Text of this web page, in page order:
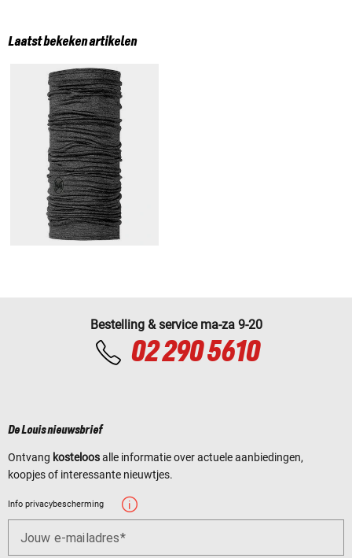
Laatst bekeken artikelen
Bestelling & service ma-za 9-20
02 290 5610
De Louis nieuwsbrief
Ontvang kosteloosalle informatie over actuele aanbiedingen,
koopjes of interessante nieuwtjes.
Info privacybescherming
Jouw e-mailadres